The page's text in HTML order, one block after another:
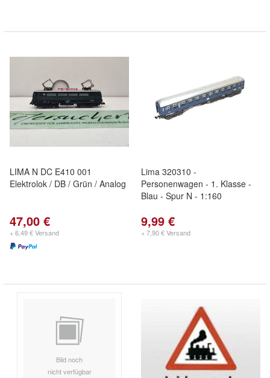
LIMA N DC E410 001
Elektrolok / DB / Grün / Analog
47,00 €
+ 6,49 € Versand
Lima 320310 -
Personenwagen - 1. Klasse -
Blau - Spur N - 1:160
9,99 €
+ 7,90 € Versand
Bild noch
nicht verfügbar